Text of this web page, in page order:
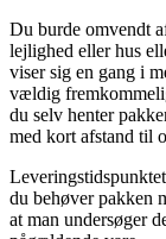
Du burde omvendt
lejlighed eller hus
viser sig en gang i
vældig
du selv henter
med kort afstand til
du behøver pakken
at man undersøger